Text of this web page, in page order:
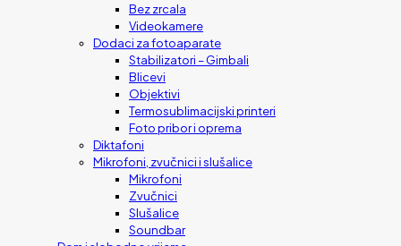
Bez zrcala
Videokamere
Dodaci za fotoaparate
Stabilizatori – Gimbali
Blicevi
Objektivi
Termosublimacijski printeri
Foto pribor i oprema
Diktafoni
Mikrofoni, zvučnici i slušalice
Mikrofoni
Zvučnici
Slušalice
Soundbar